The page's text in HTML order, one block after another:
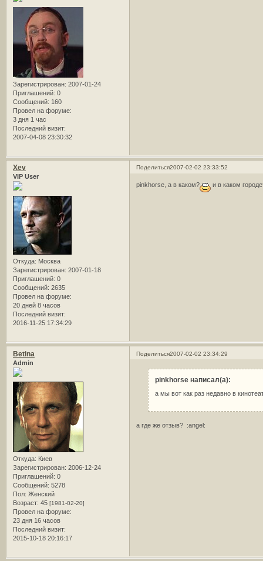
Зарегистрирован: 2007-01-24
Приглашений: 0
Сообщений: 160
Провел на форуме:
3 дня 1 час
Последний визит:
2007-04-08 23:30:32
Поделиться2007-02-02 23:33:52
Xev
VIP User
Откуда: Москва
Зарегистрирован: 2007-01-18
Приглашений: 0
Сообщений: 2635
Провел на форуме:
20 дней 8 часов
Последний визит:
2016-11-25 17:34:29
pinkhorse, а в каком? и в каком
Поделиться2007-02-02 23:34:29
Betina
Admin
Откуда: Киев
Зарегистрирован: 2006-12-24
Приглашений: 0
Сообщений: 5278
Пол: Женский
Возраст: 45 [1981-02-20]
Провел на форуме:
23 дня 16 часов
Последний визит:
2015-10-18 20:16:17
pinkhorse написал(а):
а мы вот как раз недавно в
а где же отзыв? :angel: